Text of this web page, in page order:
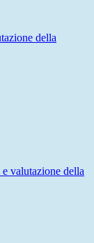
della
valutazione della